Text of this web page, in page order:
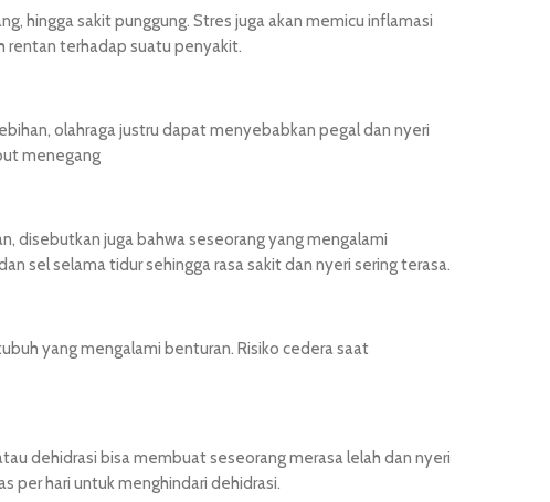
hingga sakit punggung. Stres juga akan memicu inflamasi
rentan terhadap suatu penyakit.
olahraga justru dapat menyebabkan pegal dan nyeri
menegang
disebutkan juga bahwa seseorang yang mengalami
sel selama tidur sehingga rasa sakit dan nyeri sering terasa.
yang mengalami benturan. Risiko cedera saat
dehidrasi bisa membuat seseorang merasa lelah dan nyeri
per hari untuk menghindari dehidrasi.